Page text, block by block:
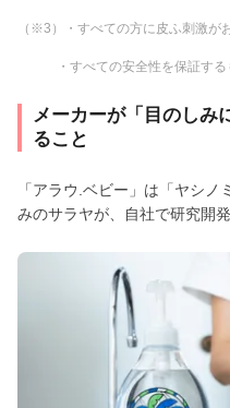
（※3）・すべての方に皮ふ刺激が
・すべての安全性を保証する
メーカーが「目のしみ
ること
「アラウ.ベビー」は「ヤシ
みのサラヤが、自社で研究開